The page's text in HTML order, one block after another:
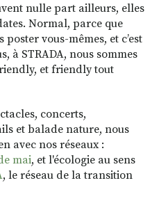
nulle part ailleurs, elles
Normal, parce que
vous-mêmes, et c’est
à STRADA, nous sommes
et friendly tout
concerts,
et balade nature, nous
avec nos réseaux :
mai, et l'écologie au sens
, le réseau de la transition